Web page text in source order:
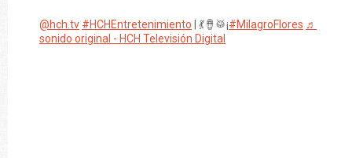
@hch.tv #HCHEntretenimiento | 💃🪘🥁¡#MilagroFlores ♬
sonido original - HCH Televisión Digital